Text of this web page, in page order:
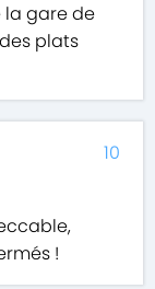
la gare de
plats
!
10